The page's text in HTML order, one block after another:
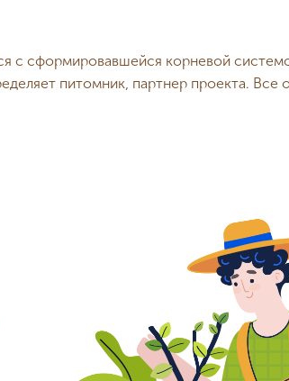
с сформировавшейся корневой
питомник, партнер проекта. Все